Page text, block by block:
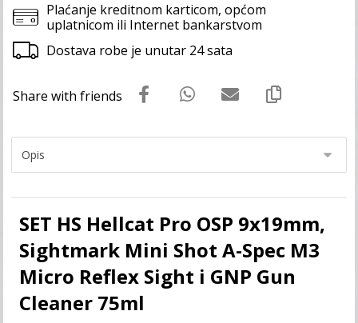
Plaćanje kreditnom karticom, općom
uplatnicom ili Internet bankarstvom
Dostava robe je unutar 24 sata
SET HS Hellcat Pro OSP 9x19mm,
Sightmark Mini Shot A-Spec M3
Micro Reflex Sight i GNP Gun
Cleaner 75ml